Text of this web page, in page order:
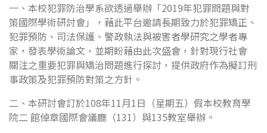
一、本校犯罪防治學系欲透過舉辦「2019年犯罪問題與對
策國際學術研討會」，藉此平台邀請長期致力於犯罪矯正、
犯罪預防、司法保護、警政執法與被害者學研究之學者專
家，發表學術論文，並期盼藉由此次盛會，針對現行社會
關注之重要犯罪與矯治問題進行探討，提供政府作為擬訂刑
事政策及犯罪預防對策之方針。
二、本研討會訂於108年11月1日（星期五）假本校教育學
院二 館倬章國際會議廳（131）與135教室舉辦。